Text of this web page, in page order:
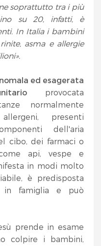
soprattutto tra i più
su 20, infatti, è
In Italia i bambini
asma e allergie
ed esagerata
provocata
normalmente
presenti
dell'aria
cibo, dei farmaci o
api, vespe e
in modi molto
è predisposta
in famiglia e può
prende in esame
colpire i bambini,